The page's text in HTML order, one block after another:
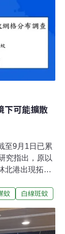
可能擴散
至9月1日已累
究指出，原以
北港出現拓殖
散至台中、花
及斑蚊於雲林
，埃及斑蚊最
蚊 白線斑蚊